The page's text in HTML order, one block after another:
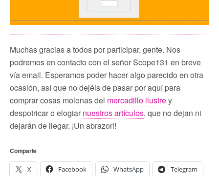
Muchas gracias a todos por participar, gente. Nos
podremos en contacto con el señor Scope131 en breve
vía email. Esperamos poder hacer algo parecido en otra
ocasión, así que no dejéis de pasar por aquí para
comprar cosas molonas del mercadillo ilustrey
despotricar o elogiar nuestros artículos, que no dejan ni
dejarán de llegar. ¡Un abrazorl!
Comparte
X Facebook WhatsApp Telegram